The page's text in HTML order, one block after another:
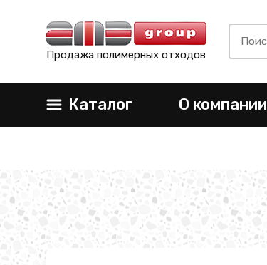
Продажа полимерных отходов
Каталог О компании